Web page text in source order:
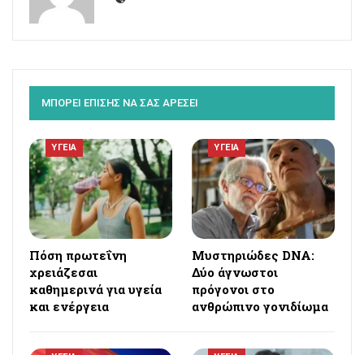
ΜΠΟΡΕΙ ΕΠΙΣΗΣ ΝΑ ΣΑΣ ΑΡΕΣΕΙ
ΥΓΕΙΑ
Πόση πρωτεΐνη
χρειάζεσαι
καθημερινά για υγεία
και ενέργεια
ΥΓΕΙΑ
Μυστηριώδες DNA:
Δύο άγνωστοι
πρόγονοι στο
ανθρώπινο γονιδίωμα